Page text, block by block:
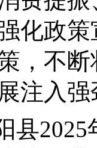
化政
，不
注入
县